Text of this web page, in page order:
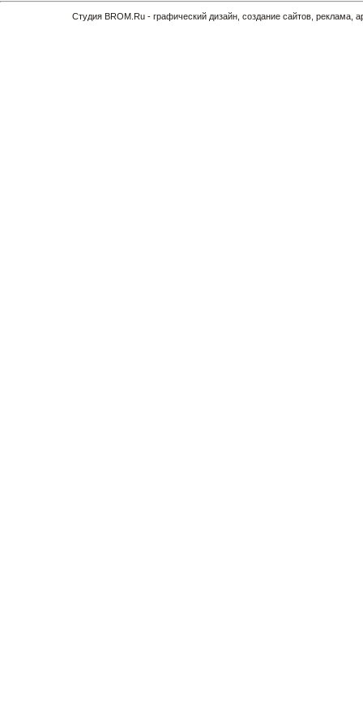
Cтудия BROM.Ru - графический дизайн, создание сайтов,